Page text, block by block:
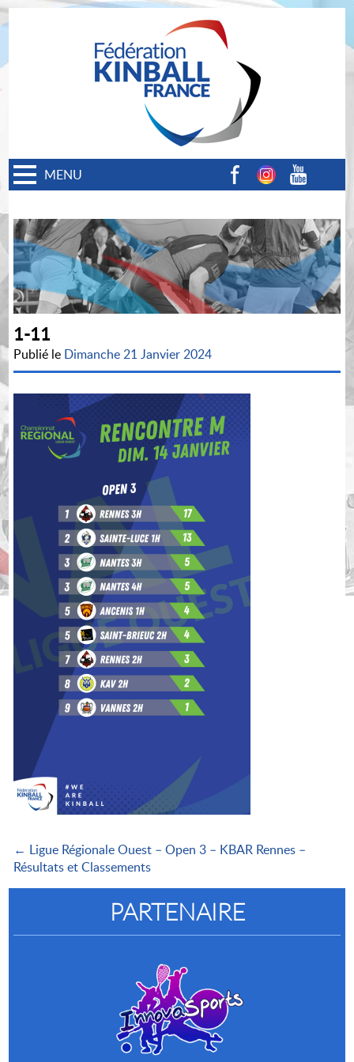
MENU
1-11
Publié le Dimanche 21 Janvier 2024
← Ligue Régionale Ouest – Open 3 – KBAR Rennes –
Résultats et Classements
PARTENAIRE